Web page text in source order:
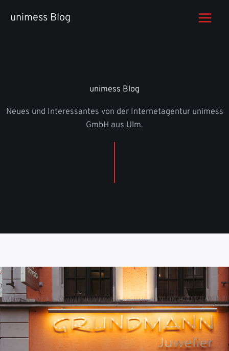
Inhaltunimess Blog
unimess Blog
Neues und Interessantes von der Internetagentur unimess
GmbH aus Ulm.
SEITE
SEITESEITESEITE